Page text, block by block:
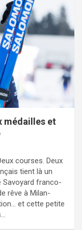
médailles et
courses. Deux
tient là un
Savoyard franco-
rêve à Milan-
et cette petite